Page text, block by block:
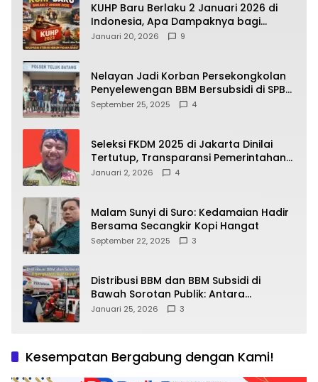
KUHP Baru Berlaku 2 Januari 2026 di
Indonesia, Apa Dampaknya bagi
Kehidupan Warga? Ini Aturan Kunci
Januari 20, 2026 9
Nelayan Jadi Korban Persekongkolan
Penyelewengan BBM Bersubsidi di SPBU
64.78809 Teluk Batang
September 25, 2025 4
Seleksi FKDM 2025 di Jakarta Dinilai
Tertutup, Transparansi Pemerintahan
Pramono–Rano Dipertanyakan
Januari 2, 2026 4
Malam Sunyi di Suro: Kedamaian Hadir
Bersama Secangkir Kopi Hangat
September 22, 2025 3
Distribusi BBM dan BBM Subsidi di
Bawah Sorotan Publik: Antara
Kepentingan Negara, Hak Konsumen,
Januari 25, 2026 3
Kesempatan Bergabung dengan Kami!